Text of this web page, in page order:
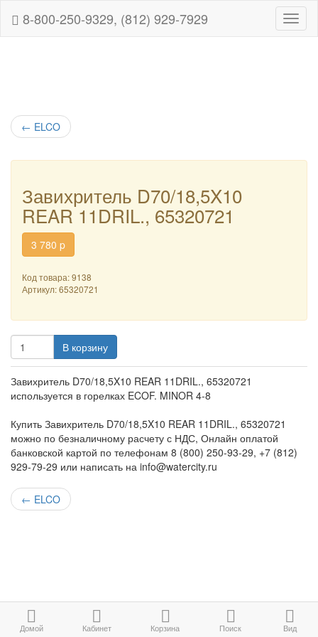
8-800-250-9329, (812) 929-7929
← ELCO
Завихритель D70/18,5X10
REAR 11DRIL., 65320721
3 780 p
Код товара: 9138
Артикул:65320721
В корзину
Завихритель D70/18,5X10 REAR 11DRIL., 65320721
используется в горелках ECOF. MINOR 4-8
Купить Завихритель D70/18,5X10 REAR 11DRIL., 65320721
можно по безналичному расчету с НДС, Онлайн оплатой
банковской картой по телефонам 8 (800) 250-93-29, +7 (812)
929-79-29 или написать на info@watercity.ru
← ELCO
Домой Кабинет Корзина Поиск Вид